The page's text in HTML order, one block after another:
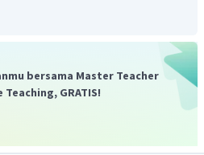
(produk).
di atas, perubahan mol reaktan
kesetimbangan dapat
bersama Master Teacher
Teaching, GRATIS!